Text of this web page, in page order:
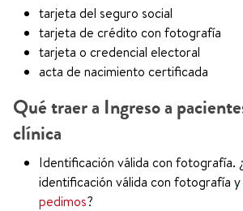
tarjeta del seguro social
tarjeta de crédito con fotografía
tarjeta o credencial electoral
acta de nacimiento certificada
Qué traer a Ingreso a
clínica
Identificación válida con fotografía.
identificación válida con fotografía y
pedimos?